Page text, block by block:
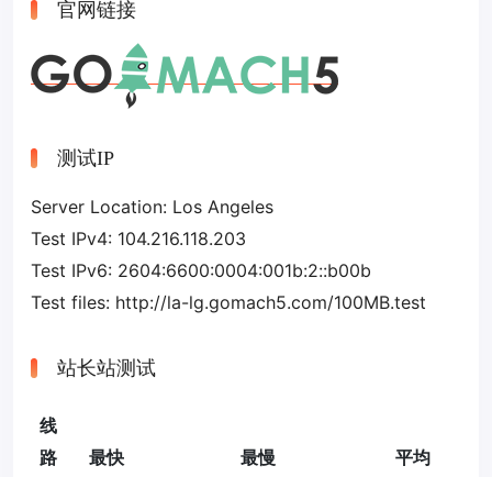
官网链接
测试IP
Server Location: Los Angeles
Test IPv4: 104.216.118.203
Test IPv6: 2604:6600:0004:001b:2::b00b
Test files: http://la-lg.gomach5.com/100MB.test
站长站测试
线
路
最快 最慢 平均